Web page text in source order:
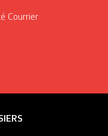
Courrier